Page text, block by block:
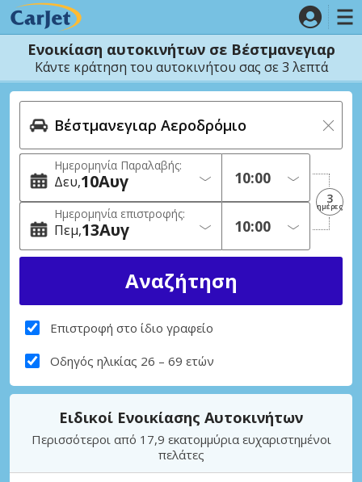
Ενοικίαση αυτοκινήτων σε Βέστμανεγιαρ
Κάντε κράτηση του αυτοκινήτου σας σε 3 λεπτά
Ημερομηνία Παραλαβής:
Δευ 10Αυγ
Ημερομηνία επιστροφής:
Πεμ 13Αυγ
3
ημέρες
Επιστροφή στο ίδιο γραφείο
Οδηγός ηλικίας 26 – 69 ετών
Ειδικοί Ενοικίασης Αυτοκινήτων
Περισσότεροι από 17,9 εκατομμύρια ευχαριστημένοι
πελάτες